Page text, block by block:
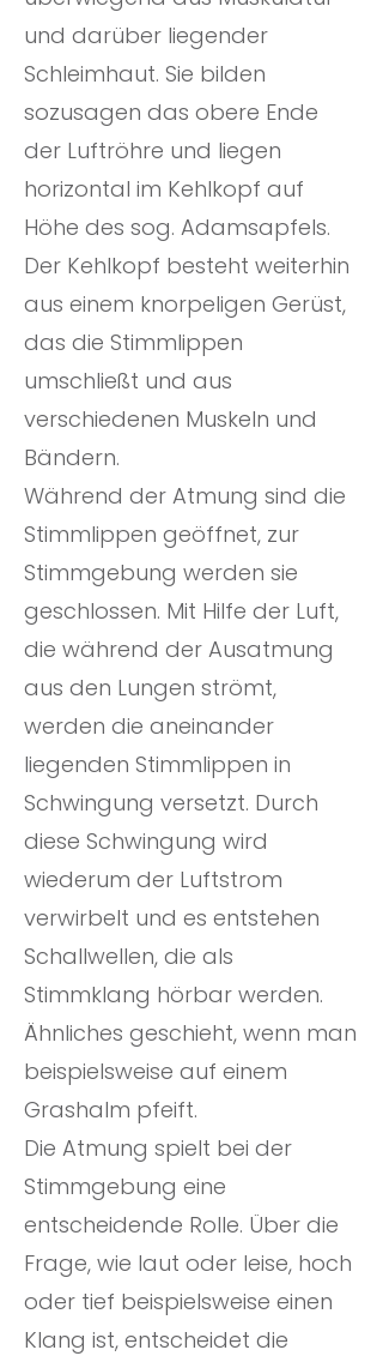
und darüber liegender
Schleimhaut. Sie bilden
sozusagen das obere Ende
der Luftröhre und liegen
horizontal im Kehlkopf auf
Höhe des sog. Adamsapfels.
Der Kehlkopf besteht weiterhin
aus einem knorpeligen Gerüst,
das die Stimmlippen
umschließt und aus
verschiedenen Muskeln und
Bändern.
Während der Atmung sind die
Stimmlippen geöffnet, zur
Stimmgebung werden sie
geschlossen. Mit Hilfe der Luft,
die während der Ausatmung
aus den Lungen strömt,
werden die aneinander
liegenden Stimmlippen in
Schwingung versetzt. Durch
diese Schwingung wird
wiederum der Luftstrom
verwirbelt und es entstehen
Schallwellen, die als
Stimmklang hörbar werden.
Ähnliches geschieht, wenn man
beispielsweise auf einem
Grashalm pfeift.
Die Atmung spielt bei der
Stimmgebung eine
entscheidende Rolle. Über die
Frage, wie laut oder leise, hoch
oder tief beispielsweise einen
Klang ist, entscheidet die